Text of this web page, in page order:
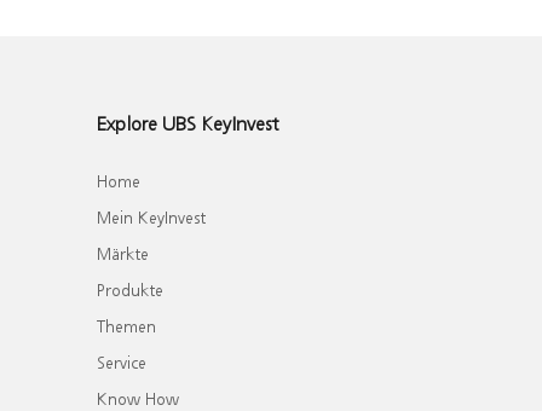
Explore UBS KeyInvest
Home
Mein KeyInvest
Märkte
Produkte
Themen
Service
Know How